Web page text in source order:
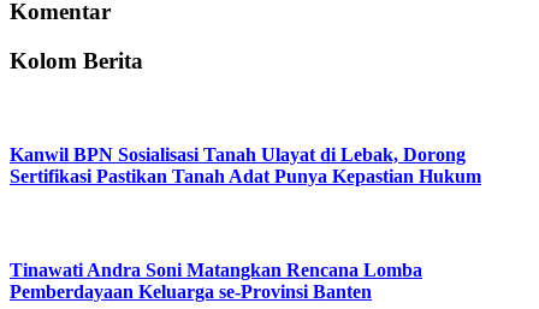
Komentar
Kolom Berita
Kanwil BPN Sosialisasi Tanah Ulayat di Lebak, Dorong
Sertifikasi Pastikan Tanah Adat Punya Kepastian Hukum
Tinawati Andra Soni Matangkan Rencana Lomba
Pemberdayaan Keluarga se-Provinsi Banten